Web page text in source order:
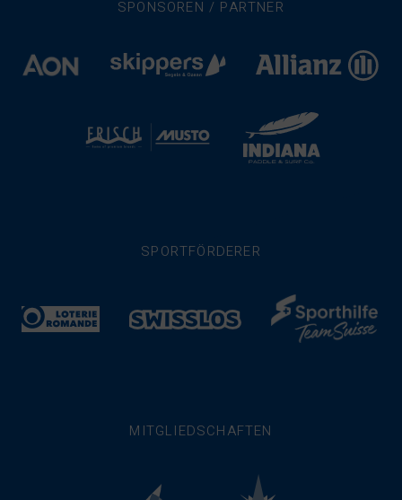
SPONSOREN / PARTNER
SPORTFÖRDERER
MITGLIEDSCHAFTEN